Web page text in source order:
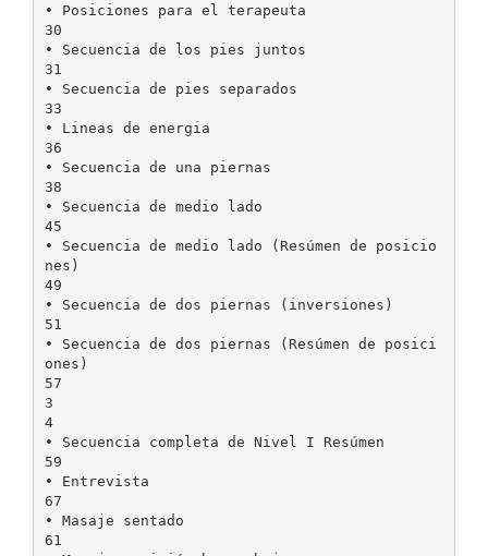
• Posiciones para el terapeuta
30
• Secuencia de los pies juntos
31
• Secuencia de pies separados
33
• Lineas de energia
36
• Secuencia de una piernas
38
• Secuencia de medio lado
45
• Secuencia de medio lado (Resúmen de posicio
nes)
49
• Secuencia de dos piernas (inversiones)
51
• Secuencia de dos piernas (Resúmen de posici
ones)
57
3
4
• Secuencia completa de Nivel I Resúmen
59
• Entrevista
67
• Masaje sentado
61